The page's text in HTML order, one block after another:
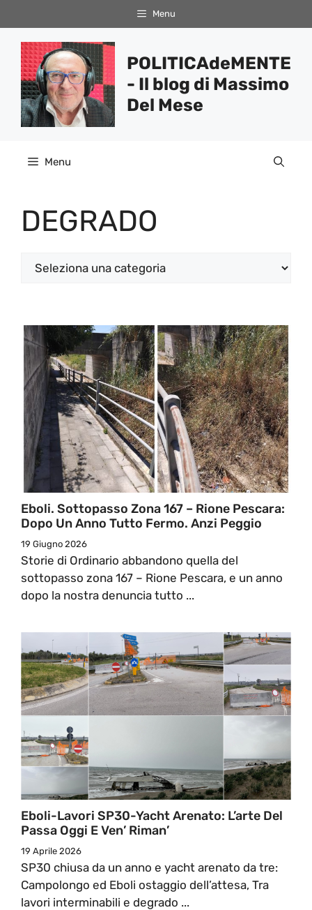
al
contenuto
Menu
POLITICAdeMENTE
- Il blog di Massimo
Del Mese
Menu
DEGRADO
Categorie
Eboli. Sottopasso Zona 167 – Rione Pescara:
Dopo Un Anno Tutto Fermo. Anzi Peggio
19 Giugno 2026
Storie di Ordinario abbandono quella del
sottopasso zona 167 – Rione Pescara, e un anno
dopo la nostra denuncia tutto ...
Eboli-Lavori SP30-Yacht Arenato: L’arte Del
Passa Oggi E Ven’ Riman’
19 Aprile 2026
SP30 chiusa da un anno e yacht arenato da tre:
Campolongo ed Eboli ostaggio dell’attesa, Tra
lavori interminabili e degrado ...